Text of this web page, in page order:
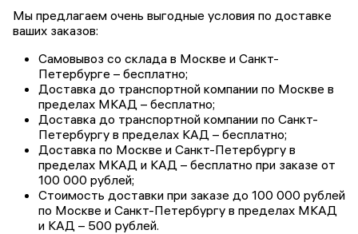
Мы предлагаем очень выгодные условия по доставке
ваших заказов:
Самовывоз со склада в Москве и Санкт-
Петербурге – бесплатно;
Доставка до транспортной компании по Москве в
пределах МКАД – бесплатно;
Доставка до транспортной компании по Санкт-
Петербургу в пределах КАД – бесплатно;
Доставка по Москве и Санкт-Петербургу в
пределах МКАД и КАД – бесплатно при заказе от
100 000 рублей;
Стоимость доставки при заказе до 100 000 рублей
по Москве и Санкт-Петербургу в пределах МКАД
и КАД – 500 рублей.